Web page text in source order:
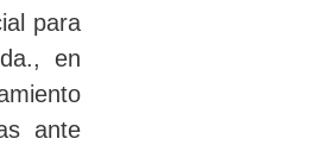
para
en
ante